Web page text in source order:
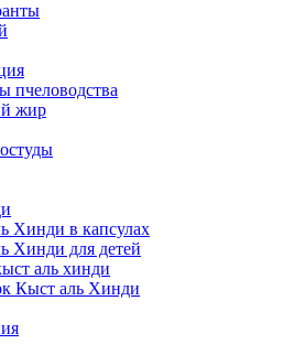
пчеловодства
жир
Хинди в капсулах
Хинди для детей
аль хинди
Кыст аль Хинди